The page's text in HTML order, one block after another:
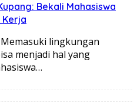
Bekali Mahasiswa
Kerja
lingkungan
menjadi hal yang